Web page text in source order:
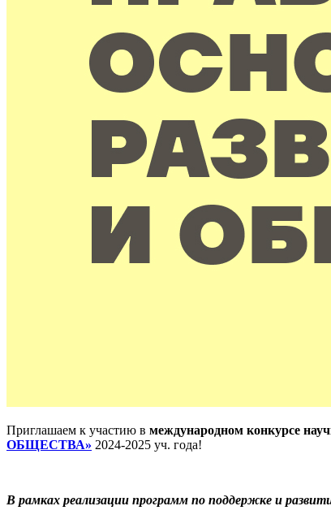
Приглашаем к участию в международном конкурсе
ОБЩЕСТВА» 2024-2025 уч. года!
В рамках реализации программ по поддержке и